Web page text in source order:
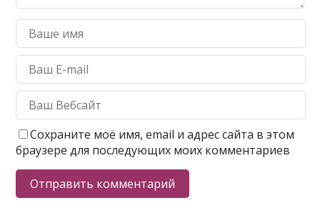
Сохраните моё имя, email и адрес сайта в этом
браузере для последующих моих комментариев